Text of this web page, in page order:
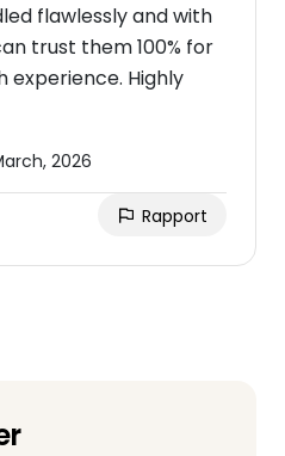
flawlessly and with
trust them 100% for
experience. Highly
2026
Rapport